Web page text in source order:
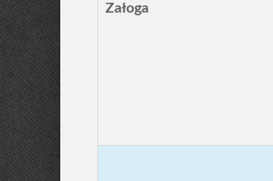
Załoga